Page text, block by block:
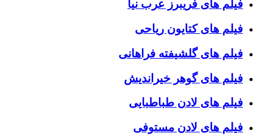
فیلم های فریبرز عرب نیا
فیلم های کتایون ریاحی
فیلم های گلشیفته فراهانی
فیلم های گوهر خیراندیش
فیلم های لادن طباطبایی
فیلم های لادن مستوفی